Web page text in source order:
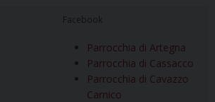
Facebook
Parrocchia di Artegna
Parrocchia di Cassacco
Parrocchia di Cavazzo
Carnico